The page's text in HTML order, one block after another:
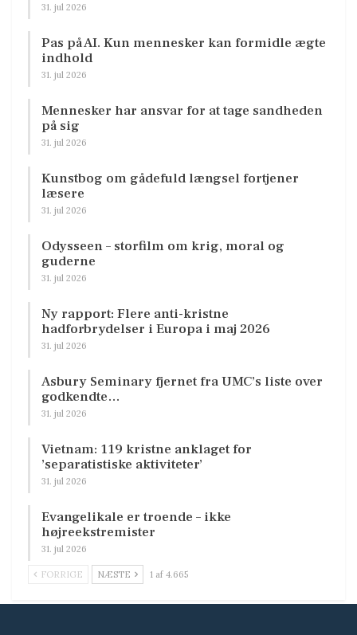
31. jul 2026
Pas på AI. Kun mennesker kan formidle ægte
indhold
31. jul 2026
Mennesker har ansvar for at tage sandheden
på sig
31. jul 2026
Kunstbog om gådefuld længsel fortjener
læsere
31. jul 2026
Odysseen – storfilm om krig, moral og
guderne
31. jul 2026
Ny rapport: Flere anti-kristne
hadforbrydelser i Europa i maj 2026
31. jul 2026
Asbury Seminary fjernet fra UMC’s liste over
godkendte…
31. jul 2026
Vietnam: 119 kristne anklaget for
’separatistiske aktiviteter’
31. jul 2026
Evangelikale er troende – ikke
højreekstremister
31. jul 2026
FORRIGE NÆSTE 1 af 4.665